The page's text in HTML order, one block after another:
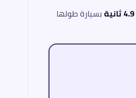
4.9 ثانية
بسيارة طولها